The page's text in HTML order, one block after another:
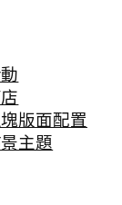
版面配置
主題